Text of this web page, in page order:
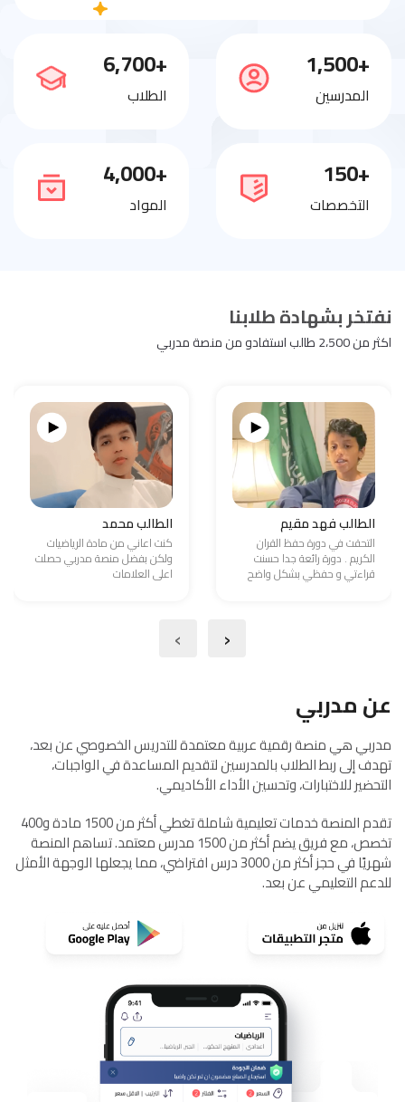
+1,500
المدرسين
+6,700
الطلاب
+150
التخصصات
+4,000
المواد
نفتخر بشهادة طلابنا
اكثر من 2،500 طالب استفادو من منصة مدربي
الطالب فهد مقيم
التحقت في دورة حفظ القران
الكريم . دورة رائعة جدا حسنت
قراءتي و حفظي بشكل واضح
الطالب محمد
كنت اعاني من مادة الرياضيات
ولكن بفضل منصة مدربي حصلت
اعلى العلامات
‹
›
عن مدربي
مدربي هي منصة رقمية عربية معتمدة للتدريس الخصوصي عن بعد،
تهدف إلى ربط الطلاب بالمدرسين لتقديم المساعدة في الواجبات،
التحضير للاختبارات، وتحسين الأداء الأكاديمي.
تقدم المنصة خدمات تعليمية شاملة تغطي أكثر من 1500 مادة و400
تخصص، مع فريق يضم أكثر من 1500 مدرس معتمد. تساهم المنصة
شهريًا في حجز أكثر من 3000 درس افتراضي، مما يجعلها الوجهة الأمثل
للدعم التعليمي عن بعد.